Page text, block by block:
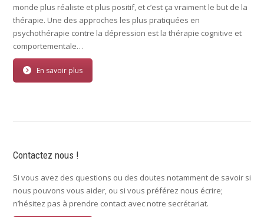
monde plus réaliste et plus positif, et c’est ça vraiment le but de la
thérapie. Une des approches les plus pratiquées en
psychothérapie contre la dépression est la thérapie cognitive et
comportementale…
En savoir plus
Contactez nous !
Si vous avez des questions ou des doutes notamment de savoir si
nous pouvons vous aider, ou si vous préférez nous écrire;
n’hésitez pas à prendre contact avec notre secrétariat.